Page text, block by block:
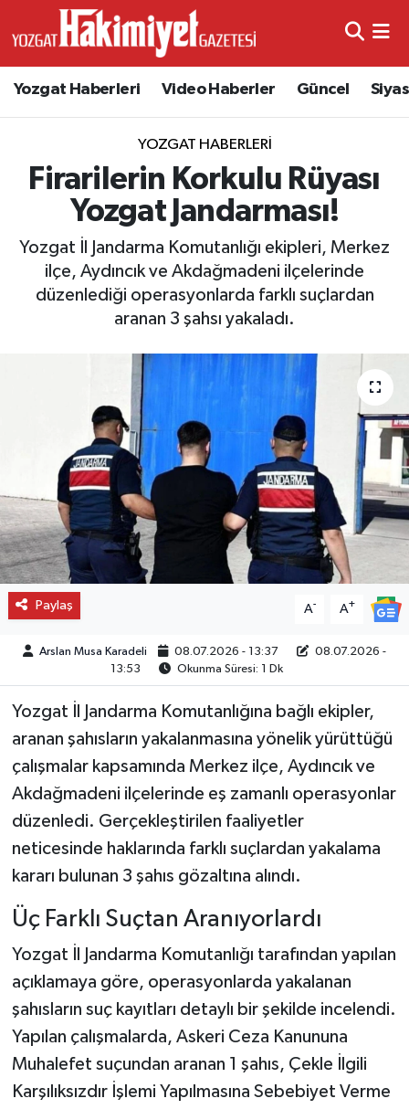
Yozgat Haberleri Video Haberler Güncel
YOZGAT HABERLERI
Firarilerin Korkulu Rüyası
Yozgat Jandarması!
Yozgat İl Jandarma Komutanlığı ekipleri, Merkez
ilçe, Aydıncık ve Akdağmadeni ilçelerinde
düzenlediği operasyonlarda farklı suçlardan
aranan 3 şahsı yakaladı.
Paylaş A- A+
Arslan Musa Karadeli 08.07.2026 - 13:37
08.07.2026 -
13:53
Okunma Süresi: 1 Dk
Yozgat İl Jandarma Komutanlığına bağlı ekipler,
aranan şahısların yakalanmasına yönelik yürüttüğü
çalışmalar kapsamında Merkez ilçe, Aydıncık ve
Akdağmadeni ilçelerinde eş zamanlı operasyonlar
düzenledi. Gerçekleştirilen faaliyetler
neticesinde haklarında farklı suçlardan yakalama
kararı bulunan 3 şahıs gözaltına alındı.
Üç Farklı Suçtan Aranıyorlardı
Yozgat İl Jandarma Komutanlığı tarafından yapılan
açıklamaya göre, operasyonlarda yakalanan
şahısların suç kayıtları detaylı bir şekilde incelendi.
Yapılan çalışmalarda, Askeri Ceza Kanununa
Muhalefet suçundan aranan 1 şahıs, Çekle İlgili
Karşılıksızdır İşlemi Yapılmasına Sebebiyet Verme